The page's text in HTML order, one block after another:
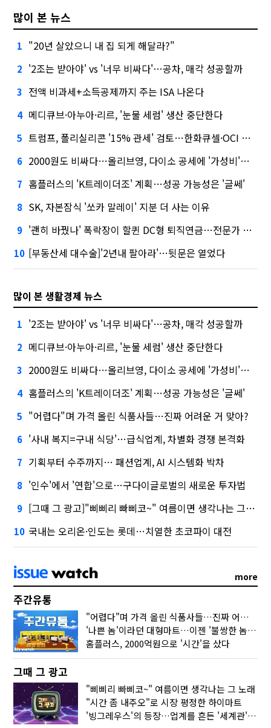
많이 본 뉴스
1 "20년 살았으니 내 집 되게 해달라?"
2 '2조는 받아야' vs '너무 비싸다'…공차, 매각 성공할까
3 전액 비과세+소득공제까지 주는 ISA 나온다
4 메디큐브·아누아·리르, '눈물 세럼' 생산 중단한다
5 트럼프, 폴리실리콘 '15% 관세' 검토…한화큐셀·OCI 영향은?
6 2000원도 비싸다…올리브영, 다이소 공세에 '가성비'로 맞불
7 홈플러스의 'K트레이더조' 계획…성공 가능성은 '글쎄'
8 SK, 자본잠식 '쏘카 말레이' 지분 더 사는 이유
9 '괜히 바꿨나' 폭락장이 할퀸 DC형 퇴직연금…전문가 조언은
10 [부동산세 대수술]'2년내 팔아라'…뒷문은 열었다
많이 본 생활경제 뉴스
1 '2조는 받아야' vs '너무 비싸다'…공차, 매각 성공할까
2 메디큐브·아누아·리르, '눈물 세럼' 생산 중단한다
3 2000원도 비싸다…올리브영, 다이소 공세에 '가성비'로 맞불
4 홈플러스의 'K트레이더조' 계획…성공 가능성은 '글쎄'
5 "어렵다"며 가격 올린 식품사들…진짜 어려운 거 맞아?
6 '사내 복지=구내 식당'…급식업계, 차별화 경쟁 본격화
7 기획부터 수주까지… 패션업계, AI 시스템화 박차
8 '인수'에서 '연합'으로…구다이글로벌의 새로운 투자법
9 [그때 그 광고]"삐삐리 빠삐코~" 여름이면 생각나는 그 노래
10 국내는 오리온·인도는 롯데…치열한 초코파이 대전
more
주간유통
"어렵다"며 가격 올린 식품사들…진짜 어려운 거 맞아?
'나쁜 놈'이라던 대형마트…이젠 '불쌍한 놈' 됐다
홈플러스, 2000억원으로 '시간'을 샀다
그때 그 광고
"삐삐리 빠삐코~" 여름이면 생각나는 그 노래
"시간 좀 내주오"로 시장 평정한 하이마트
'빙그레우스'의 등장…업계를 흔든 '세계관' 마케팅